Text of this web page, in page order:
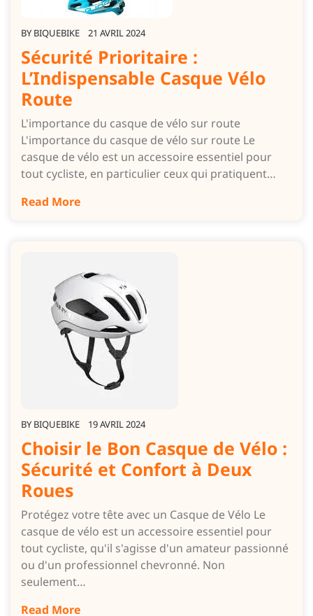
BY BIQUEBIKE 21 AVRIL 2024
Sécurité Prioritaire :
L’Indispensable Casque Vélo
Route
L'importance du casque de vélo sur route
L'importance du casque de vélo sur route Le
casque de vélo est un accessoire essentiel pour
tout cycliste, en particulier ceux qui pratiquent…
Read More
BY BIQUEBIKE 19 AVRIL 2024
Choisir le Bon Casque de Vélo :
Sécurité et Confort à Deux
Roues
Protégez votre tête avec un Casque de Vélo Le
casque de vélo est un accessoire essentiel pour
tout cycliste, qu'il s'agisse d'un amateur passionné
ou d'un professionnel chevronné. Non
seulement…
Read More